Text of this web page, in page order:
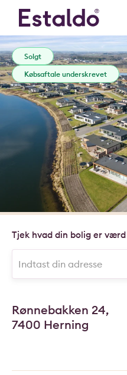
Solgt
Købsaftale underskrevet
Tjek hvad din bolig er værd
Rønnebakken 24,
7400 Herning